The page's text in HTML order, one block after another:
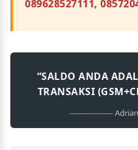
089628527111,
“SALDO ANDA
TRANSAKSI
------------------